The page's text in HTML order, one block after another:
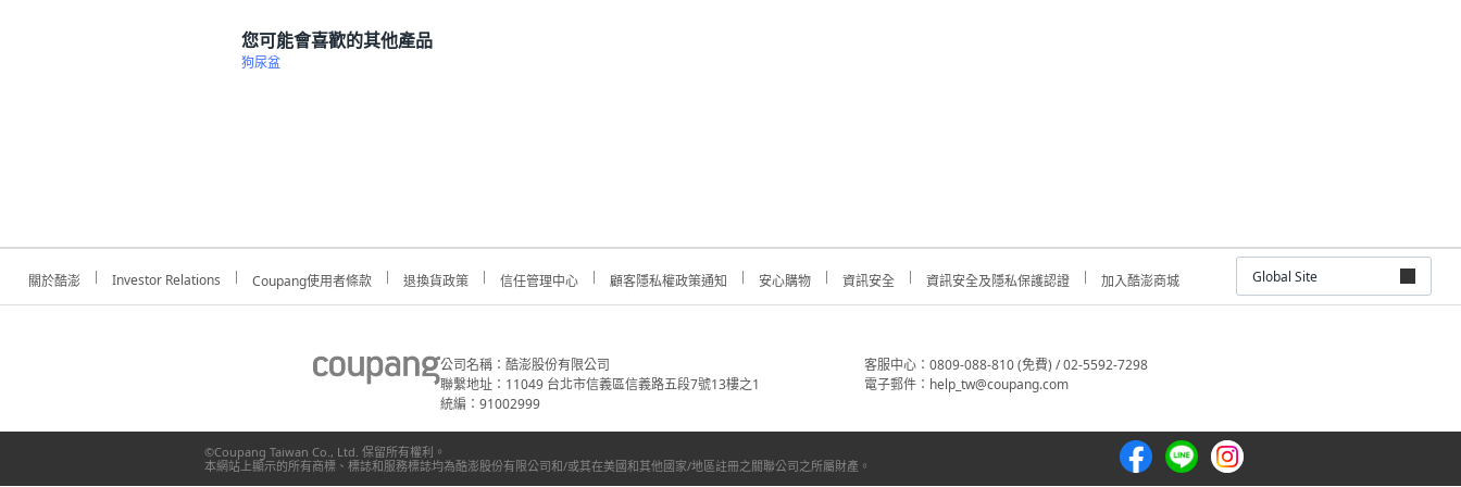
您可能會喜歡的其他產品
狗尿盆
關於酷澎 Investor Relations Coupang使用者條款 退換貨政策 信任管理中心 顧客隱私權政策通知 安心購物 資訊安全 資訊安全及隱私保護認證 加入酷澎商城 Global Site
公司名稱：酷澎股份有限公司
聯繫地址：11049 台北市信義區信義路五段7號13樓之1
統編：91002999
客服中心：0809-088-810 (免費) / 02-5592-7298
電子郵件：help_tw@coupang.com
©Coupang Taiwan Co., Ltd. 保留所有權利。
本網站上顯示的所有商標、標誌和服務標誌均為酷澎股份有限公司和/或其在美國和其他國家/地區註冊之關聯公司之所屬財產。